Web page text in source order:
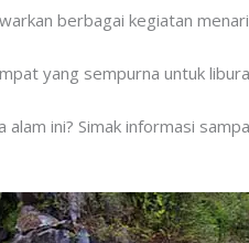
berbagai kegiatan
yang sempurna untuk
ini? Simak informasi